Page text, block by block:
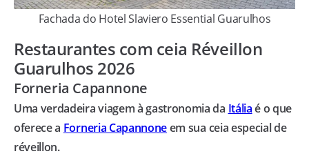
Fachada do Hotel Slaviero Essential Guarulhos
Restaurantes com ceia Réveillon
Guarulhos 2026
Forneria Capannone
Uma verdadeira viagem à gastronomia da Itáliaé o que
oferece a Forneria Capannoneem sua ceia especial de
réveillon.